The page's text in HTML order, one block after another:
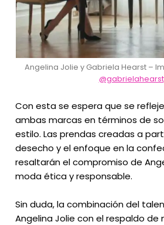
Angelina Jolie y Gabriela Hearst –
@gabrielahearst
Con esta se espera que se
ambas marcas en términos de
estilo. Las prendas creadas a
desecho y el enfoque en la
resaltarán el compromiso de
moda ética y responsable.
Sin duda, la combinación del
Angelina Jolie con el respaldo de